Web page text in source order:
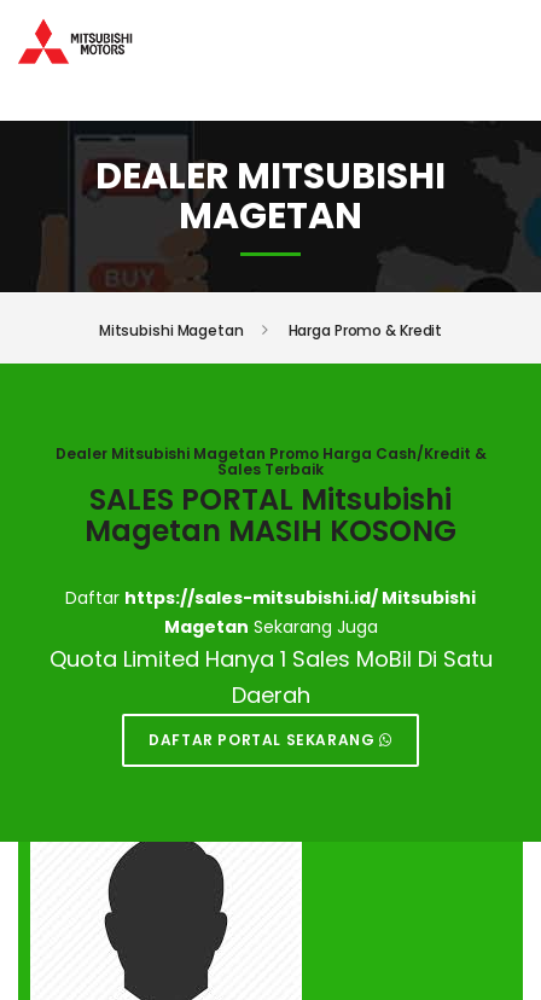
DEALER MITSUBISHI
MAGETAN
Mitsubishi Magetan Harga Promo & Kredit
Dealer Mitsubishi Magetan Promo Harga Cash/Kredit &
Sales Terbaik
SALES PORTAL Mitsubishi
Magetan MASIH KOSONG
Daftar https://sales-mitsubishi.id/ Mitsubishi
Magetan Sekarang Juga
Quota Limited Hanya 1 Sales MoBil Di Satu
Daerah
DAFTAR PORTAL SEKARANG
DEALER MITSUBISHI